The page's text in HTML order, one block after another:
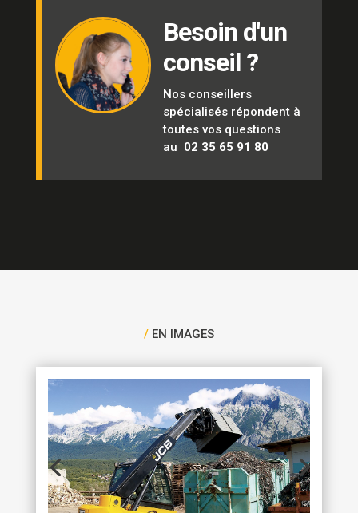
Besoin d'un
conseil ?
Nos conseillers
spécialisés répondent à
toutes vos questions
au 02 35 65 91 80
/EN IMAGES